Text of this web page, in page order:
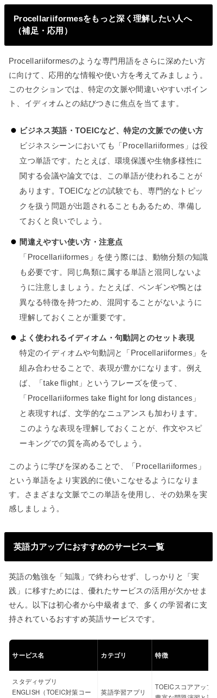
Procellariiformesをもっと深く理解したい人へ
（補足・応用）
Procellariiformesのような専門用語をさらに深めたい方
に向けて、応用的な情報や使い方を考えてみましょう。
このセクションでは、特定の文脈や間違いやすいポイン
ト、イディオムとの結びつきに焦点を当てます。
ビジネス英語・TOEICなど、特定の文脈での使い方
ビジネスシーンにおいても「Procellariiformes」は役
立つ単語です。たとえば、環境保護や生物多様性に
関する会議や論文では、この単語が使われることが
あります。TOEICなどの試験でも、専門的なトピッ
クを扱う問題が出題されることもあるため、準備し
ておくと良いでしょう。
間違えやすい使い方・注意点
「Procellariiformes」を使う際には、動物分類の知識
も必要です。同じ鳥類に属する単語と混同しないよ
うに注意しましょう。たとえば、ペンギンや鴨とは
異なる特徴を持つため、混同することがないように
理解しておくことが重要です。
よく使われるイディオム・句動詞とのセット表現
特定のイディオムや句動詞と「Procellariiformes」を
組み合わせることで、表現が豊かになります。例え
ば、「take flight」というフレーズを使って、
「Procellariiformes take flight for long distances」
と表現すれば、文学的なニュアンスも加わります。
このような表現を理解しておくことが、作文やスピ
ーキングでの質を高めるでしょう。
このように学びを深めることで、「Procellariiformes」
という単語をより実践的に使いこなせるようになりま
す。さまざまな文脈でこの単語を使用し、その効果を実
感しましょう。
英語力アップにおすすめのサービス一覧
英語の勉強を「知識」で終わらせず、しっかりと「実
践」に移すためには、優れたサービスの活用が欠かせま
せん。以下は初心者から中級者まで、多くの学習者に支
持されているおすすめ英語サービスです。
サービス名 カテゴリ 特徴
スタディサプリ
ENGLISH（TOEIC対策コー
英語学習アプリ
TOEICスコアアップ